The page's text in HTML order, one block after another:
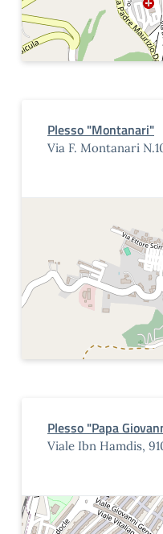
Plesso "Montanari"
Via F. Montanari
Plesso "Papa
Viale Ibn Hamdis,